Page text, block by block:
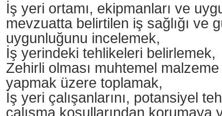
İş yeri ortamı, ekipmanları ve
mevzuatta belirtilen iş sağlığı ve
uygunluğunu incelemek,
İş yerindeki tehlikeleri belirlemek,
Zehirli olması muhtemel
yapmak üzere toplamak,
İş yeri çalışanlarını, potansiyel
çalışma koşullarından korumaya